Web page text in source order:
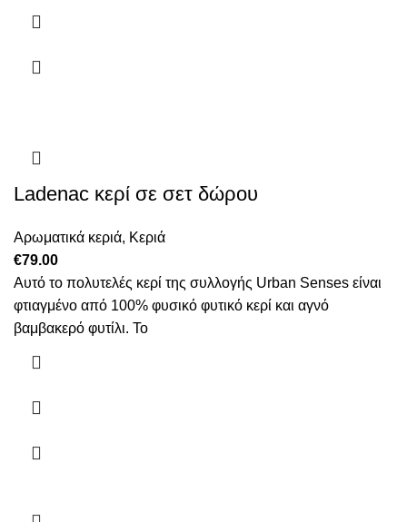
Ladenac κερί σε σετ δώρου
Αρωματικά κεριά, Κεριά
€79.00
Αυτό το πολυτελές κερί της συλλογής Urban Senses είναι
φτιαγμένο από 100% φυσικό φυτικό κερί και αγνό
βαμβακερό φυτίλι. Το